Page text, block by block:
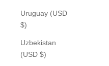
Uruguay (USD
$)
Uzbekistan
(USD $)